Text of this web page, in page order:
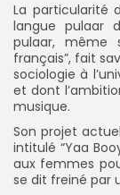
La particularité
langue pulaar
pulaar, même
français”, fait
sociologie à
et dont
musique.
Son projet
intitulé “Yaa
aux femmes
se dit freiné par